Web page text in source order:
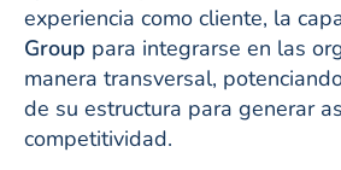
experiencia como cliente, la
Group para integrarse en las
manera transversal,
de su estructura para generar
competitividad.